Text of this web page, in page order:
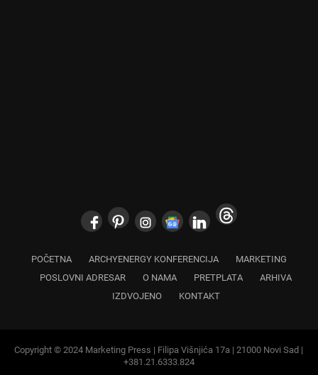
POSLOVNI ADRESAR
O NAMA PRETPLATA
+381.21.6333.824